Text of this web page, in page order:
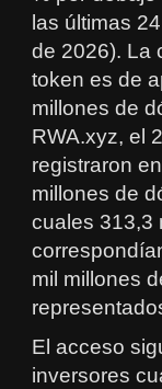
las últimas
de 2026). La
token es de
millones de
RWA.xyz, el
registraron
millones de
cuales 313,3
mil millones
El acceso
inversores